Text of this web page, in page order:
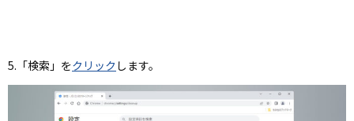
5.「検索」をクリック します。